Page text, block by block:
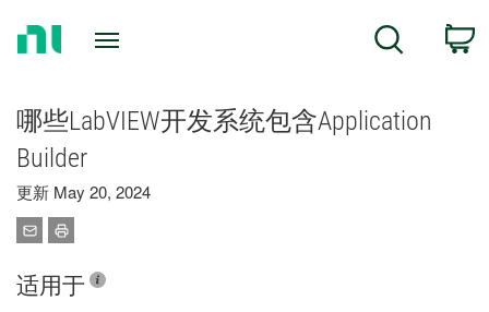
Search
哪些LabVIEW开发系统包含Application
Builder
更新 May 20, 2024
适用于